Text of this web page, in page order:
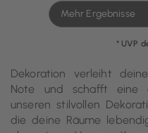
Mehr Ergebnisse
* UVP
Dekoration verleiht
Note und schafft eine
unseren stilvollen
die deine Räume